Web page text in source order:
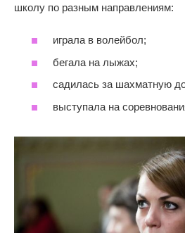
школу по разным направлениям:
играла в волейбол;
бегала на лыжах;
садилась за шахматную
выступала на